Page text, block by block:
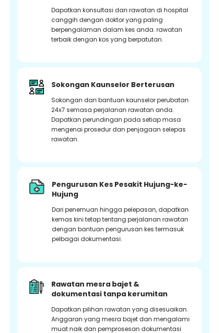
Dapatkan konsultasi dan rawatan di hospital
canggih dengan doktor yang paling
berpengalaman dalam kes anda. rawatan
terbaik dengan kos yang berpatutan.
Sokongan Kaunselor Berterusan
Sokongan dan bantuan kaunselor perubatan
24x7 semasa perjalanan rawatan anda.
Dapatkan perundingan pada setiap masa
mengenai prosedur dan penjagaan selepas
rawatan.
Pengurusan Kes Pesakit Hujung-ke-
Hujung
Dari penemuan hingga pelepasan, dapatkan
kemas kini tetap tentang perjalanan rawatan
dengan bantuan pengurusan kes termasuk
pelbagai dokumentasi.
Rawatan mesra bajet &
dokumentasi tanpa kerumitan
Dapatkan pilihan rawatan yang disesuaikan.
Anggaran yang mesra bajet dan mengalami
muat naik dan pemprosesan dokumentasi